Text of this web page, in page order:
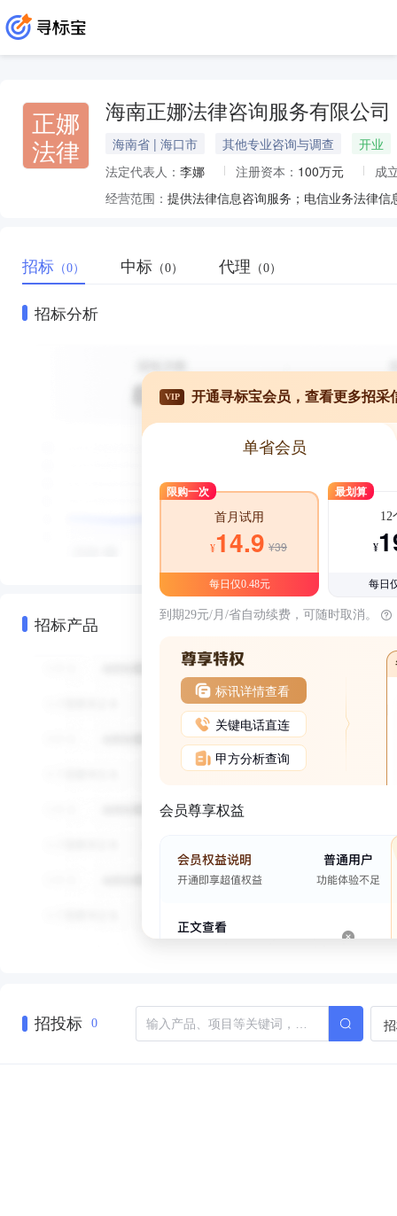
正娜
法律
海南正娜法律咨询服务有限公司
海南省 | 海口市 其他专业咨询与调查
开业
法定代表人： 李娜 注册资本： 100万元
成
经营范围： 提供法律信息咨询服务；电信业务法律
招标 （0） 中标 （0） 代理 （0）
招标分析
招标产品
VIP 开通寻标宝会员，查看更多招采
单省会员
限购一次
首月试用
¥14.9 ¥39
每日仅0.48元
最划算
12
¥
每日
到期29元/月/省自动续费，可随时取消。
标讯详情查看
关键电话直连
甲方分析查询
会员尊享权益
招投标 0